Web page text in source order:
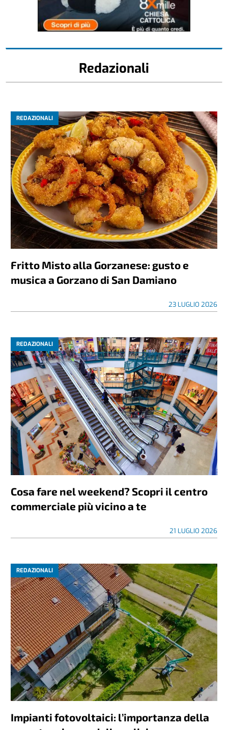
Redazionali
REDAZIONALI
Fritto Misto alla Gorzanese: gusto e
musica a Gorzano di San Damiano
23 LUGLIO 2026
REDAZIONALI
Cosa fare nel weekend? Scopri il centro
commerciale più vicino a te
21 LUGLIO 2026
REDAZIONALI
Impianti fotovoltaici: l’importanza della